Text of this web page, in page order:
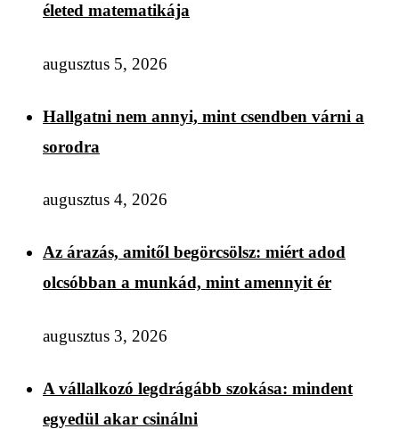
életed matematikája
augusztus 5, 2026
Hallgatni nem annyi, mint csendben várni a
sorodra
augusztus 4, 2026
Az árazás, amitől begörcsölsz: miért adod
olcsóbban a munkád, mint amennyit ér
augusztus 3, 2026
A vállalkozó legdrágább szokása: mindent
egyedül akar csinálni